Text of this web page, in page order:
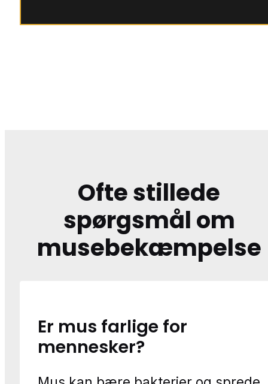
Ofte stillede
spørgsmål om
musebekæmpelse
Er mus farlige for
mennesker?